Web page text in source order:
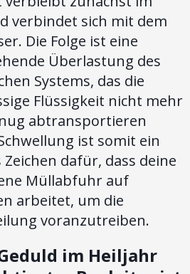
verbindet sich mit dem
Die Folge ist eine
Überlastung des
Systems, das die
Flüssigkeit nicht mehr
abtransportieren
ist somit ein
dafür, dass deine
Müllabfuhr auf
arbeitet, um die
voranzutreiben.
im Heiljahr